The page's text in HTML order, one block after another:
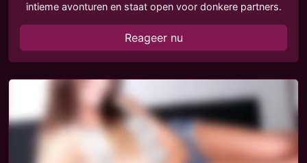
intieme avonturen en staat open voor donkere partners.
Reageer nu